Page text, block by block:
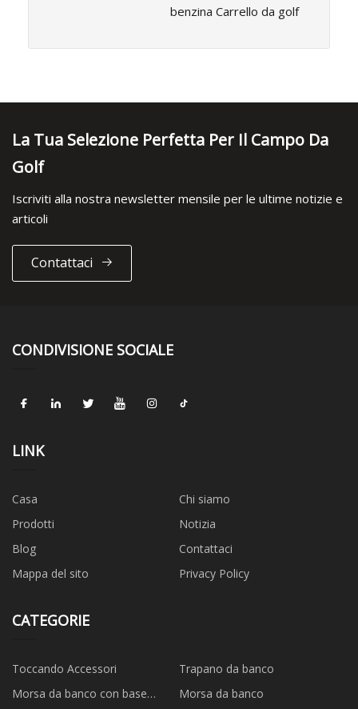
benzina Carrello da golf
La Tua Selezione Perfetta Per Il Campo Da
Golf
Iscriviti alla nostra newsletter mensile per le ultime notizie e
articoli
Contattaci
CONDIVISIONE SOCIALE
LINK
Casa
Chi siamo
Prodotti
Notizia
Blog
Contattaci
Mappa del sito
Privacy Policy
CATEGORIE
Toccando Accessori
Trapano da banco
Morsa da banco con base
Morsa da banco